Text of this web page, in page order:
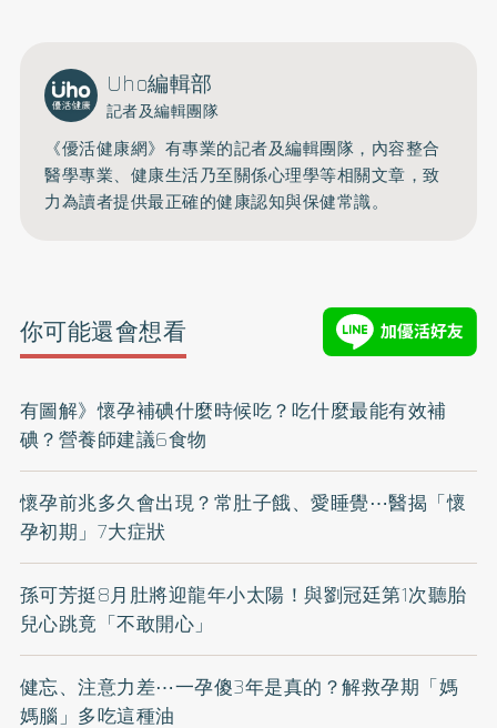
Uho編輯部
記者及編輯團隊
《優活健康網》有專業的記者及編輯團隊，內容整合
醫學專業、健康生活乃至關係心理學等相關文章，致
力為讀者提供最正確的健康認知與保健常識。
你可能還會想看
有圖解》懷孕補碘什麼時候吃？吃什麼最能有效補
碘？營養師建議6食物
懷孕前兆多久會出現？常肚子餓、愛睡覺⋯醫揭「懷
孕初期」7大症狀
孫可芳挺8月肚將迎龍年小太陽！與劉冠廷第1次聽胎
兒心跳竟「不敢開心」
健忘、注意力差⋯一孕傻3年是真的？解救孕期「媽
媽腦」多吃這種油